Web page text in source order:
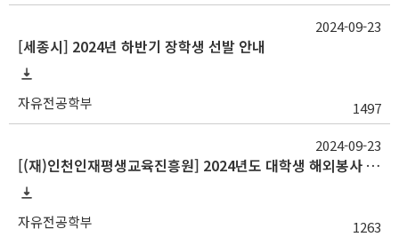
[세종시] 2024년 하반기 장학생 선발 안내
자유전공학부 1497
2024-09-23
[(재)인천인재평생교육진흥원] 2024년도 대학생 해외봉사 장학생 선발 안내
자유전공학부 1263
2024-09-23